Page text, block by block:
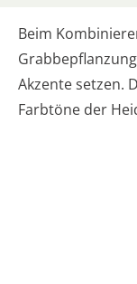
Beim
Akzente setzen.
Farbtöne der